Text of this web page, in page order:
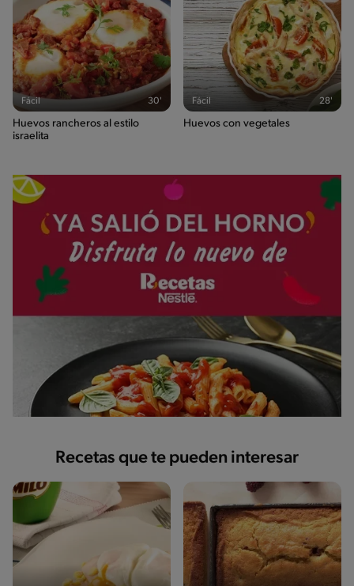
Fácil 30'
Huevos rancheros al estilo
israelita
Fácil 28'
Huevos con vegetales
Recetas que te pueden interesar